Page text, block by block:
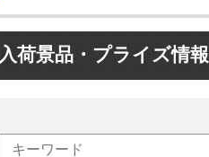
入荷景品・プライズ情報